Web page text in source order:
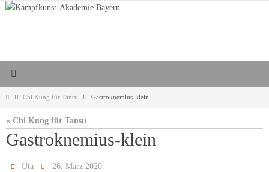
Zum
StartChi Kung für Tansu Gastroknemius-klein
« Chi Kung für Tansu
Gastroknemius-klein
Uta 26. März 2020